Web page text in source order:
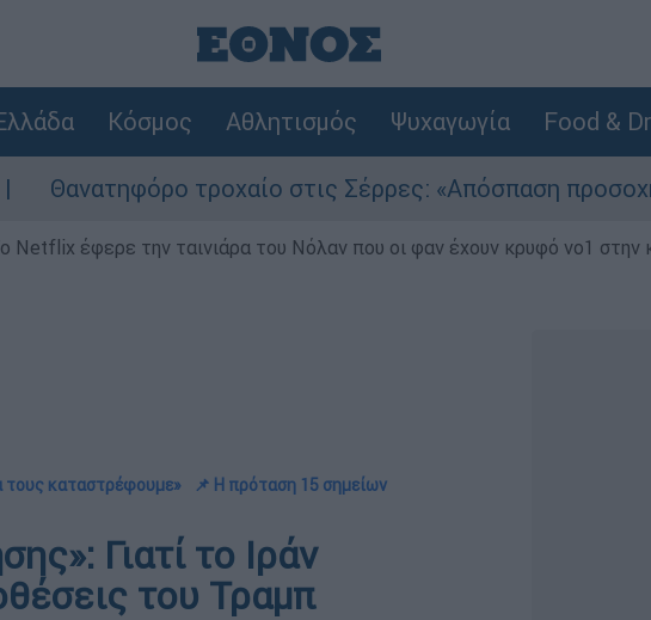
Κόσμος Αθλητισμός Ψυχαγωγία Food &
τροχαίο στις Σέρρες: «Απόσπαση προσοχής του
Netflix έφερε την ταινιάρα του Νόλαν που οι φαν έχουν κρυφό νο1 στην
τους καταστρέφουμε»
📌 Η πρόταση 15 σημείων
Γιατί το Ιράν
του Τραμπ